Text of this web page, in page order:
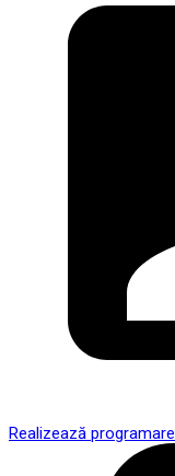
Realizează programare